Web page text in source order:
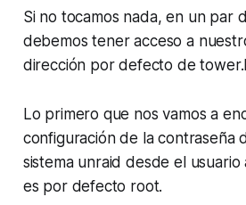
Si no tocamos nada, en un par
debemos tener acceso a
dirección por defecto de
Lo primero que nos vamos a
configuración de la contraseña
sistema unraid desde el
es por defecto root.